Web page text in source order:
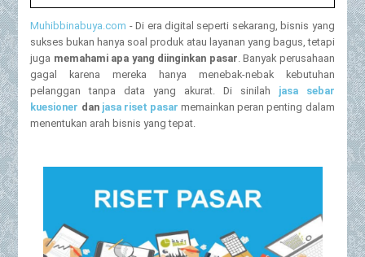
Muhibbinabuya.com - Di era digital seperti sekarang, bisnis yang
sukses bukan hanya soal produk atau layanan yang bagus, tetapi
juga memahami apa yang diinginkan pasar. Banyak perusahaan
gagal karena mereka hanya menebak-nebak kebutuhan
pelanggan tanpa data yang akurat. Di sinilah jasa sebar
kuesioner dan jasa riset pasar memainkan peran penting dalam
menentukan arah bisnis yang tepat.